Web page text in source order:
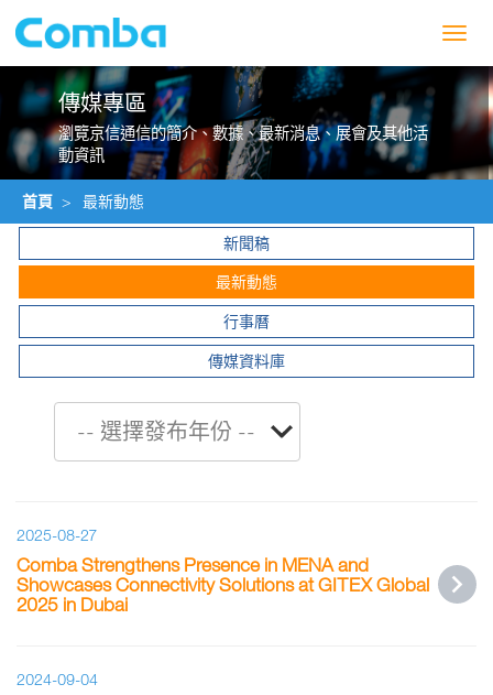
傳媒專區
瀏覽京信通信的簡介、數據、最新消息、展會及其他活
動資訊
首頁 > 最新動態
新聞稿
最新動態
行事曆
傳媒資料庫
2025-08-27
Comba Strengthens Presence in MENA and
Showcases Connectivity Solutions at GITEX Global
2025 in Dubai
2024-09-04